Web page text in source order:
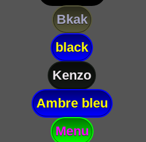
Bkak
black
Kenzo
Ambre bleu
Menu